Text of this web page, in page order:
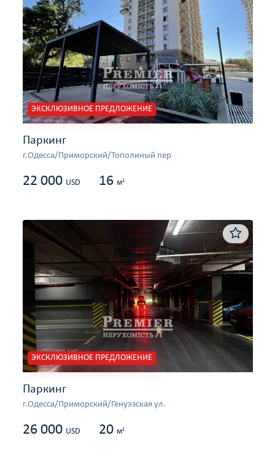
ЭКСКЛЮЗИВНОЕ ПРЕДЛОЖЕНИЕ
Паркинг
г.Одесса/Приморский/Тополиный пер
22 000 USD 16 м2
ЭКСКЛЮЗИВНОЕ ПРЕДЛОЖЕНИЕ
Паркинг
г.Одесса/Приморский/Генуэзская ул.
26 000 USD 20 м2